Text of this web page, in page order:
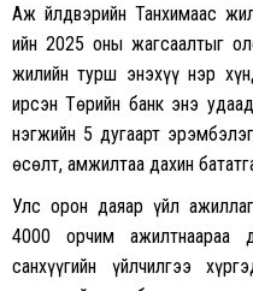
Аж Үйлдвэрийн Танхимаас
ийн 2025 оны жагсаалтыг
жилийн турш энэхүү нэр
ирсэн Төрийн банк энэ
нэгжийн 5 дугаарт
өсөлт, амжилтаа дахин
Улс орон даяар үйл
4000 орчим ажилтнаараа
санхүүгийн үйлчилгээ